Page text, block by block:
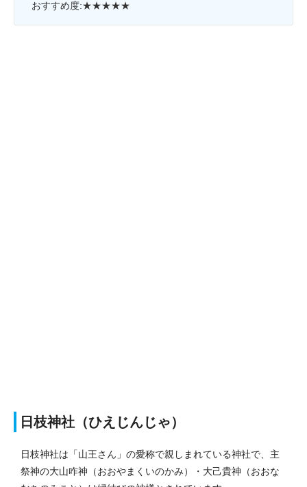
おすすめ度:★★★★★
日枝神社（ひえじんじゃ）
日枝神社は「山王さん」の愛称で親しまれている神社で、主
祭神の大山咋神（おおやまくいのかみ）・大己貴神（おおな